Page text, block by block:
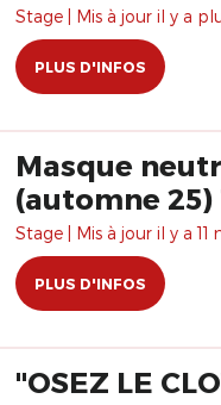
Stage | Mis à jour il y a
PLUS D'INFOS
Masque
(automne 25)
Stage | Mis à jour il y a 11
PLUS D'INFOS
​"OSEZ LE